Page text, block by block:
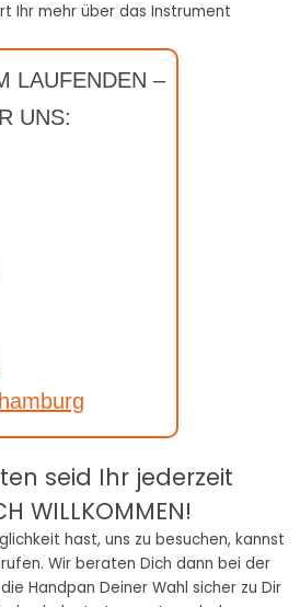
LAUFENDEN –
UNS:
seid Ihr jederzeit
WILLKOMMEN!
hast, uns zu besuchen, kannst
Wir beraten Dich dann bei der
Handpan Deiner Wahl sicher zu Dir